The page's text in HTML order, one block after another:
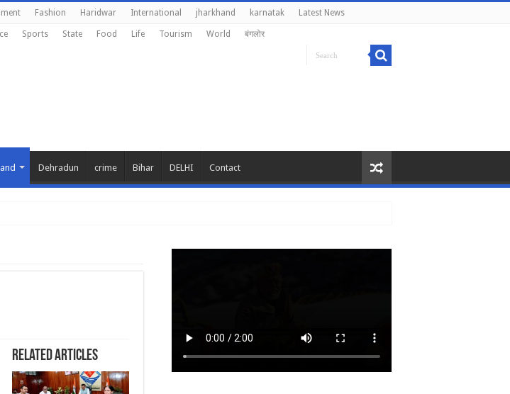
Fashion Haridwar International jharkhand karnatak Latest News
Sports State Food Life Tourism World बंगलोर
Dehradun crime Bihar DELHI Contact
Related Articles